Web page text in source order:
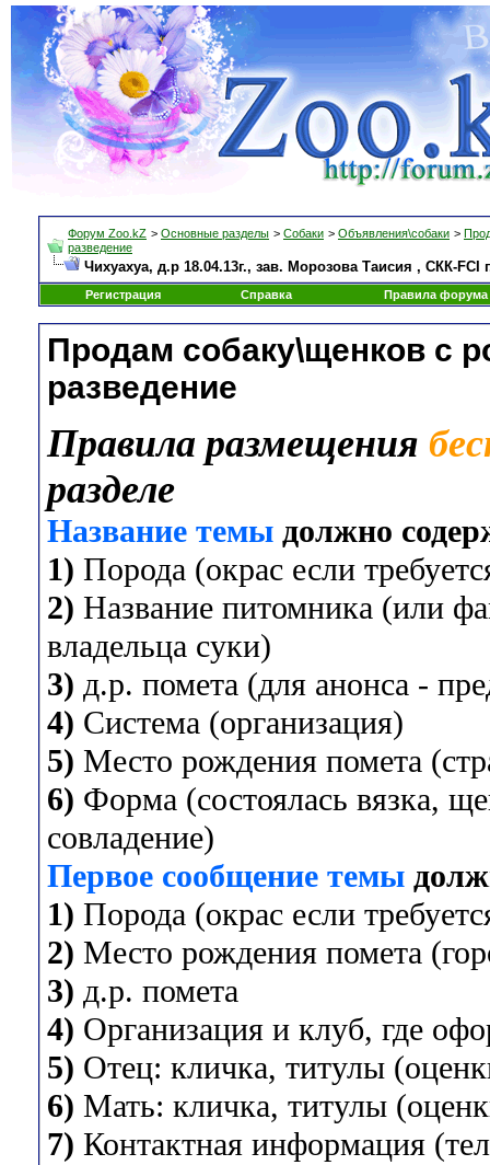
Форум Zoo.kZ > Основные разделы > Собаки > Объявления\собаки >
разведение
Чихуахуа, д.р 18.04.13г., зав. Морозова Таисия , СКК-FCI
Регистрация Справка Правила форума
Продам собаку\щенков с
разведение
Правила размещения
разделе
Название темы должно
1) Порода (окрас если
2) Название питомника (или
владельца суки)
3) д.р. помета (для анонса -
4) Система (организация)
5) Место рождения помета
6) Форма (состоялась вязка,
совладение)
Первое сообщение темы
1) Порода (окрас если
2) Место рождения помета
3) д.р. помета
4) Организация и клуб, где
5) Отец: кличка, титулы
6) Мать: кличка, титулы
7) Контактная информация